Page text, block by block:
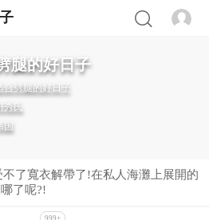
腿的好日子
合劈腿的好日子
秀氏
国
了寬衣解帶了!在私人海灘上展開的
了呢?!
999+